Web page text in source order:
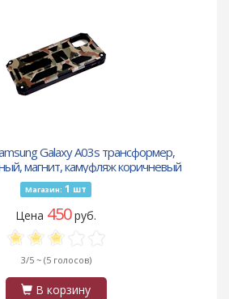
Galaxy A03s трансформер,
магнит, камуфляж коричневый
Магазин: 1 шт
Цена 450руб.
3/5 ~ (5 голосов)
В корзину